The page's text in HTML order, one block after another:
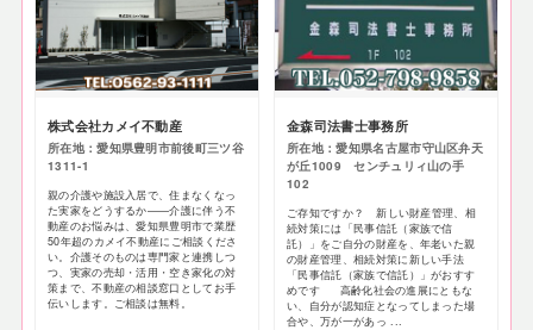
株式会社カメイ不動産
所在地：愛知県豊明市前後町三ツ谷
1311-1
親の介護や施設入居で、住まなくなっ
た実家をどうするか——介護に伴う不
動産のお悩みは、愛知県豊明市で業歴
50年超のカメイ不動産にご相談くださ
い。介護そのものは専門家と連携しつ
つ、実家の売却・活用・空き家化の対
策まで、不動産の相談窓口としてお手
伝いします。ご相談は無料。
金森司法書士事務所
所在地：愛知県名古屋市守山区弁天
が丘1009 センチュリィ山の手
102
ご存知ですか？ 新しい財産管理、相
続対策には「民事信託（家族で信
託）」をご自分の財産を、年老いた親
の財産管理、相続対策に新しい手法
「民事信託（家族で信託）」がおすす
めです 高齢化社会の進展にともな
い、自分が認知症となってしまった場
合や、万が一があっ ...